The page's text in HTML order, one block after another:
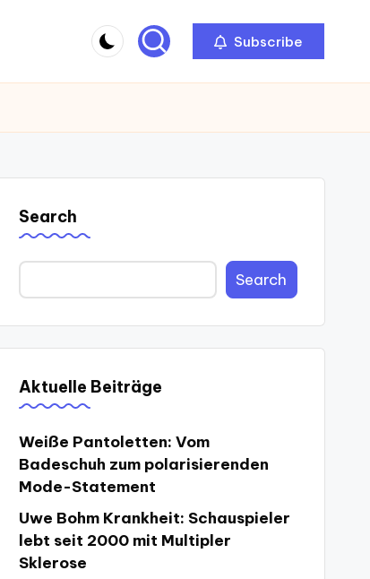
Subscribe
Search
Search
Aktuelle Beiträge
Weiße Pantoletten: Vom
Badeschuh zum polarisierenden
Mode-Statement
Uwe Bohm Krankheit: Schauspieler
lebt seit 2000 mit Multipler
Sklerose